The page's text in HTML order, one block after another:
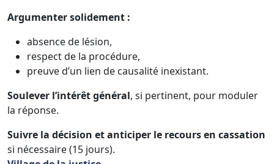
Argumenter solidement :
absence de lésion,
respect de la procédure,
preuve d’un lien de causalité inexistant.
Soulever l’intérêt général, si pertinent, pour moduler
la réponse.
Suivre la décision et anticiper le recours en cassation
si nécessaire (15 jours).